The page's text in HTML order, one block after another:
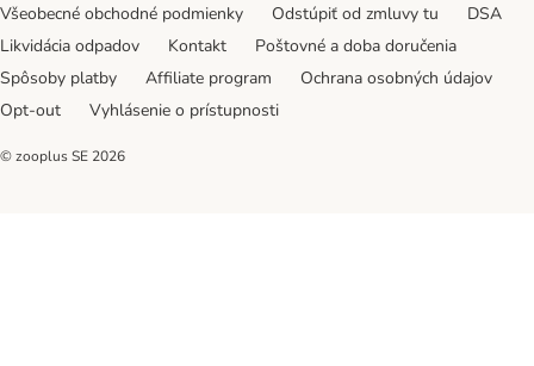
Všeobecné obchodné podmienky
Odstúpiť od zmluvy tu
DSA
Likvidácia odpadov
Kontakt
Poštovné a doba doručenia
Spôsoby platby
Affiliate program
Ochrana osobných údajov
Opt-out
Vyhlásenie o prístupnosti
© zooplus SE 2026